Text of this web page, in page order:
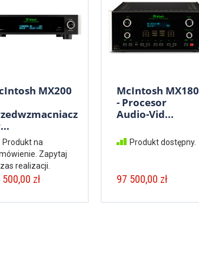
MX200
Produkt na
Zapytaj
realizacji.
zł
McIntosh MX180
- Procesor
Audio-Vid...
Produkt dostępny.
97 500,00 zł